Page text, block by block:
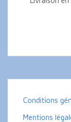
Conditions
Mentions